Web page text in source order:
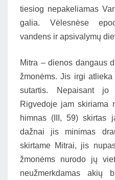
tiesiog nepakeliamas
galia. Vėlesnėse
vandens ir apsivalymų
Mitra – dienos dangaus
žmonėms. Jis irgi
sutartis. Nepaisant jo
Rigvedoje jam skiriama
himnas (III, 59) skirtas
dažnai jis minimas
skirtame Mitrai, jis
žmonėms nurodo jų
neužmerkdamas akių